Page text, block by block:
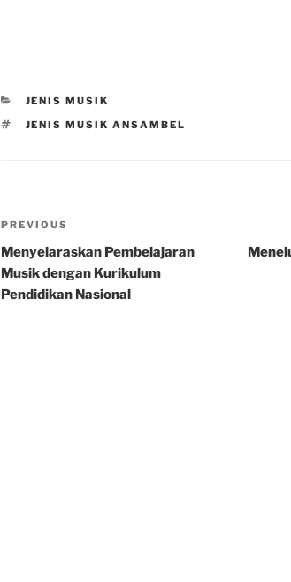
CATEGORIES
JENIS MUSIK
TAGS
JENIS MUSIK ANSAMBEL
Post
navigation
Previous
Post
PREVIOUS
Menyelaraskan Pembelajaran
Musik dengan Kurikulum
Pendidikan Nasional